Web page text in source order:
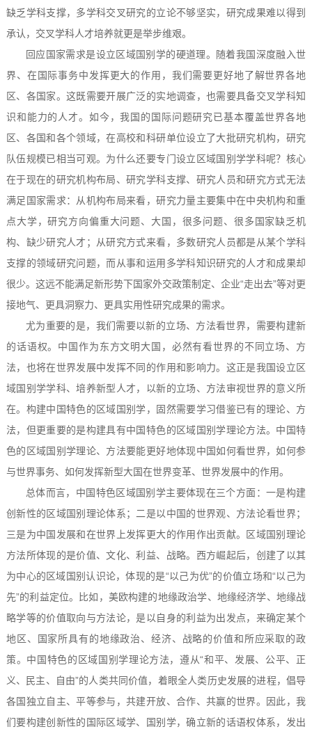
缺乏学科支撑，多学科交叉研究的立论不够坚实，研究成果难以得到
承认，交叉学科人才培养就更是举步维艰。
回应国家需求是设立区域国别学的硬道理。随着我国深度融入世
界、在国际事务中发挥更大的作用，我们需要更好地了解世界各地
区、各国家。这既需要开展广泛的实地调查，也需要具备交叉学科知
识和能力的人才。如今，我国的国际问题研究已基本覆盖世界各地
区、各国和各个领域，在高校和科研单位设立了大批研究机构，研究
队伍规模已相当可观。为什么还要专门设立区域国别学学科呢？核心
在于现在的研究机构布局、研究学科支撑、研究人员和研究方式无法
满足国家需求：从机构布局来看，研究力量主要集中在中央机构和重
点大学，研究方向偏重大问题、大国，很多问题、很多国家缺乏机
构、缺少研究人才；从研究方式来看，多数研究人员都是从某个学科
支撑的领域研究问题，而从事和运用多学科知识研究的人才和成果却
很少。这远不能满足新形势下国家外交政策制定、企业“走出去”等对更
接地气、更具洞察力、更具实用性研究成果的需求。
尤为重要的是，我们需要以新的立场、方法看世界，需要构建新
的话语权。中国作为东方文明大国，必然有看世界的不同立场、方
法，也将在世界发展中发挥不同的作用和影响力。这正是我国设立区
域国别学学科、培养新型人才，以新的立场、方法审视世界的意义所
在。构建中国特色的区域国别学，固然需要学习借鉴已有的理论、方
法，但更重要的是构建具有中国特色的区域国别学理论方法。中国特
色的区域国别学理论、方法要能更好地体现中国如何看世界，如何参
与世界事务、如何发挥新型大国在世界变革、世界发展中的作用。
总体而言，中国特色区域国别学主要体现在三个方面：一是构建
创新性的区域国别理论体系；二是以中国的世界观、方法论看世界；
三是为中国发展和在世界上发挥更大的作用作出贡献。区域国别理论
方法所体现的是价值、文化、利益、战略。西方崛起后，创建了以其
为中心的区域国别认识论，体现的是“以己为优”的价值立场和“以己为
先”的利益定位。比如，美欧构建的地缘政治学、地缘经济学、地缘战
略学等的价值取向与方法论，是以自身的利益为出发点，来确定某个
地区、国家所具有的地缘政治、经济、战略的价值和所应采取的政
策。中国特色的区域国别学理论方法，遵从“和平、发展、公平、正
义、民主、自由”的人类共同价值，着眼全人类历史发展的进程，倡导
各国独立自主、平等参与，共建开放、合作、共赢的世界。因此，我
们要构建创新性的国际区域学、国别学，确立新的话语权体系，发出